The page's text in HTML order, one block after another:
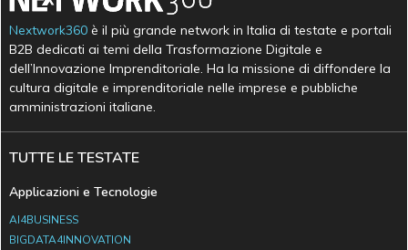
Nextwork360 è il più grande network in Italia di testate e portali
B2B dedicati ai temi della Trasformazione Digitale e
dell’Innovazione Imprenditoriale. Ha la missione di diffondere la
cultura digitale e imprenditoriale nelle imprese e pubbliche
amministrazioni italiane.
TUTTE LE TESTATE
Applicazioni e Tecnologie
AI4BUSINESS
BIGDATA4INNOVATION